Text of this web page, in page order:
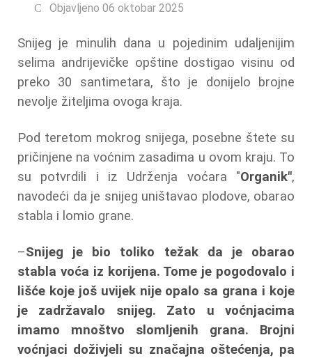
Objavljeno 06 oktobar 2025
Snijeg je minulih dana u pojedinim udaljenijim
selima andrijevičke opštine dostigao visinu od
preko 30 santimetara, što je donijelo brojne
nevolje žiteljima ovoga kraja.
Pod teretom mokrog snijega, posebne štete su
pričinjene na voćnim zasadima u ovom kraju. To
su potvrdili i iz Udrženja voćara "Organik",
navodeći da je snijeg uništavao plodove, obarao
stabla i lomio grane.
–Snijeg je bio toliko težak da je obarao
stabla voća iz korijena. Tome je pogodovalo i
lišće koje još uvijek nije opalo sa grana i koje
je zadržavalo snijeg. Zato u voćnjacima
imamo mnoštvo slomljenih grana. Brojni
voćnjaci doživjeli su značajna oštećenja, pa